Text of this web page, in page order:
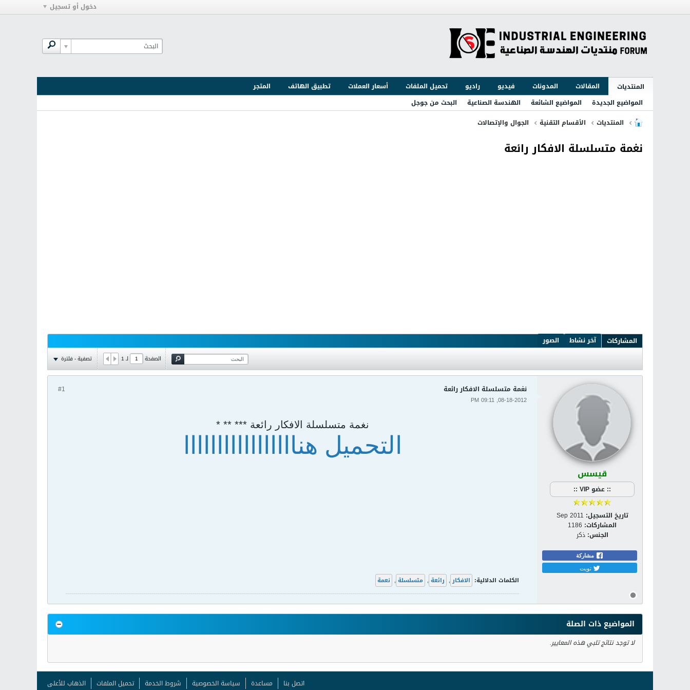
دخول أو تسجيل
المنتديات المقالات المدونات فيديو راديو تحميل الملفات أسعار العملات تطبيق الهاتف
المتجر
المواضيع الجديدة
المواضيع الشائعة الهندسة الصناعية
البحث من جوجل
المنتديات
الأقسام التقنية الجوال والإتصالات
نغمة متسلسلة الافكار رائعة
المشاركات آخر نشاط الصور
الصفحة لـ1 تصفية - فلترة
قيسس
:: عضو VIP ::
تاريخ التسجيل: Sep 2011
المشاركات: 1186
الجنس: ذكر
مشاركة
تويت
#1 نغمة متسلسلة الافكار رائعة
08-18-2012, 09:11 PM
نغمة متسلسلة الافكار رائعة *** ** *
التحميل هنااااااااااااااااا
الكلمات الدلالية: الافكار , رائعة , متسلسلة , نعمة
المواضيع ذات الصلة
لا توجد نتائج تلبي هذه المعايير.
اتصل بنا مساعدة سياسة الخصوصية شروط الخدمة تحميل الملفات الذهاب للأعلى